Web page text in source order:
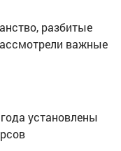
разбитые
важные
установлены